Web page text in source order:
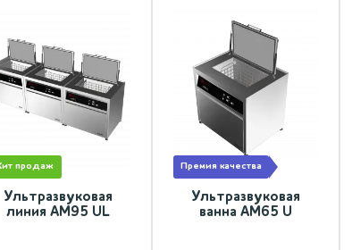
хит продаж
Ультразвуковая
линия АМ95 UL
премия качества
Ультразвуковая
ванна АМ65 U